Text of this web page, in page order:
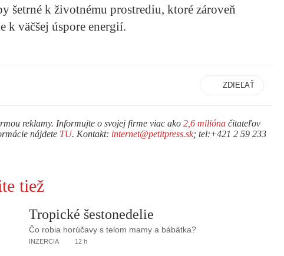
šetrné k životnému prostrediu, ktoré zároveň
k väčšej úspore energií.
ZDIEĽAŤ
reklamy. Informujte o svojej firme viac ako 2,6 milióna čitateľov
nájdete TU. Kontakt: internet@petitpress.sk; tel:+421 2 59 233
tiež
Tropické šestonedelie
Čo robia horúčavy s telom mamy a bábätka?
INZERCIA 12 h